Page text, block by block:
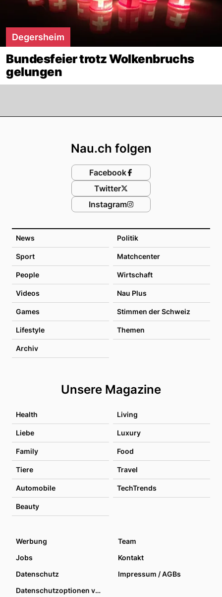
Degersheim
Bundesfeier trotz Wolkenbruchs
gelungen
News Politik
Sport Matchcenter
People Wirtschaft
Videos Nau Plus
Games Stimmen der Schweiz
Lifestyle Themen
Archiv
Unsere Magazine
Health Living
Liebe Luxury
Family Food
Tiere Travel
Automobile TechTrends
Beauty
Nau.ch folgen
Facebook
Twitter
Instagram
Werbung
Team
Jobs
Kontakt
Datenschutz
Impressum / AGBs
Datenschutzoptionen verwalten